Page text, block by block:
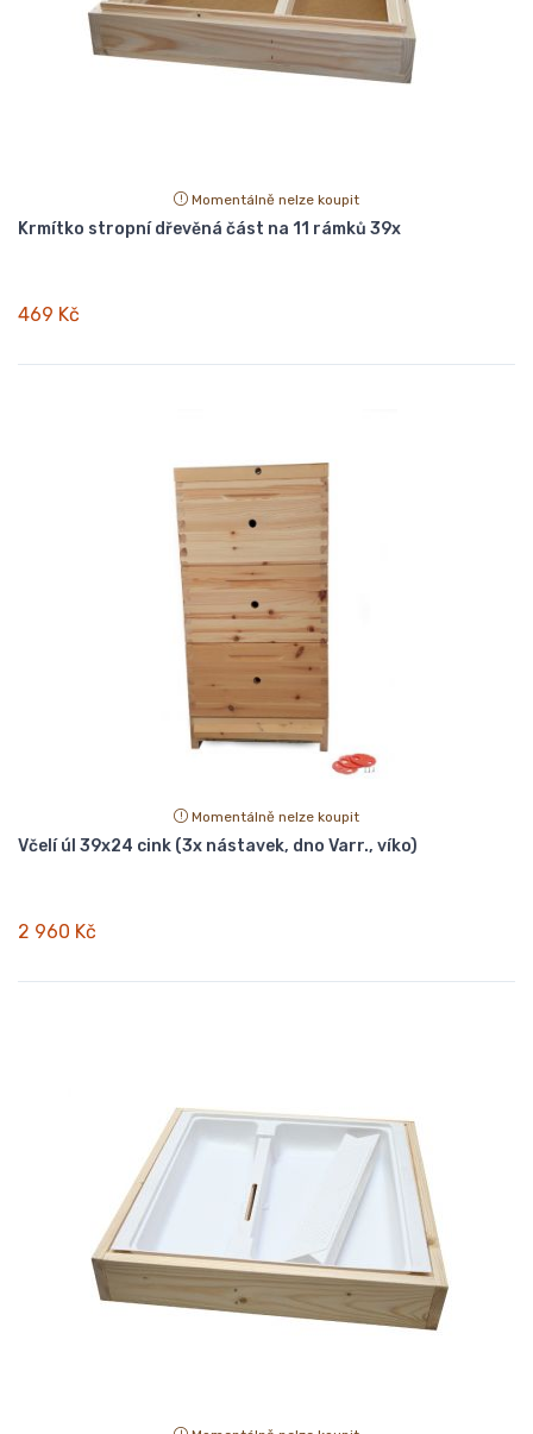
Momentálně nelze koupit
Krmítko stropní dřevěná část na 11 rámků 39x
469 Kč
Momentálně nelze koupit
Včelí úl 39x24 cink (3x nástavek, dno Varr., víko)
2 960 Kč